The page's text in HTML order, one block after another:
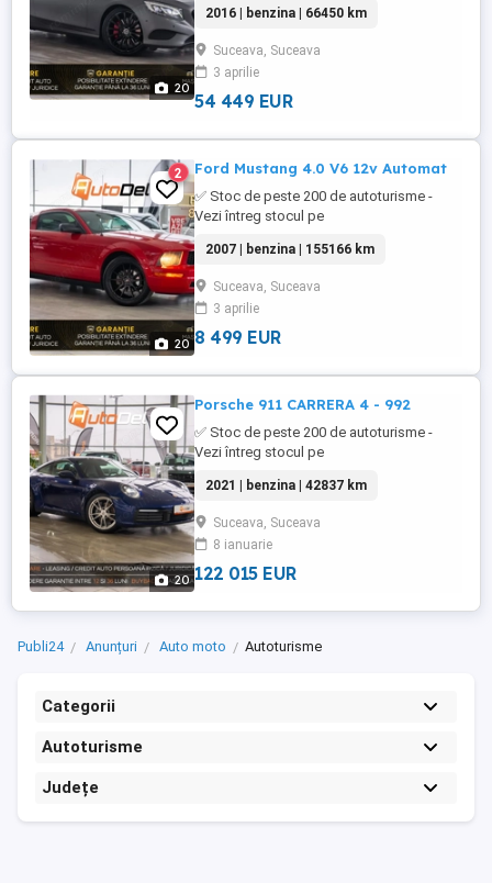
20
Benz S-Class 400 4MATIC /// * Culoare :
Gri Metalizat * Km= 66450 > 100% reali &
verificabili * An fabricatie: 2016 * Data
primei înmatriculări: noiembrie 2016 *
Putere motor: 367 CP * Combustibil: ...
2016 | benzina | 66450 km
Suceava, Suceava
3 aprilie
54 449 EUR
20
2 Ford Mustang 4.0 V6 12v Automat
✅ Stoc de peste 200 de autoturisme -
Vezi întreg stocul pe
Mustang 4.0 V6 12v Automat /// * Culoare :
Rosu * Km= 155 166 * An fabricatie: 2007 *
Putere motor: 154 Kw / 209 CP *
Combustibil: Benzina * Cutie viteze
Automata * Tractiune Spate Optiuni ...
2007 | benzina | 155166 km
Suceava, Suceava
3 aprilie
8 499 EUR
20
Porsche 911 CARRERA 4 - 992
✅ Stoc de peste 200 de autoturisme -
Vezi întreg stocul pe
911 CARRERA 4 /// * Culoare : Albastru
Metalizat * Km= 42.837 > 100% reali &
verificabili * An fabricatie: 2021 * Data
primei înmatriculări: 05.2021 * Putere
motor: 385 CP * Combustibil: Benzina * ...
2021 | benzina | 42837 km
Suceava, Suceava
8 ianuarie
122 015 EUR
Publi24 Anunțuri Auto moto Autoturisme
Categorii
Autoturisme
Județe